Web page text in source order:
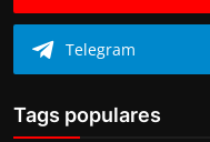
Telegram
Tags populares